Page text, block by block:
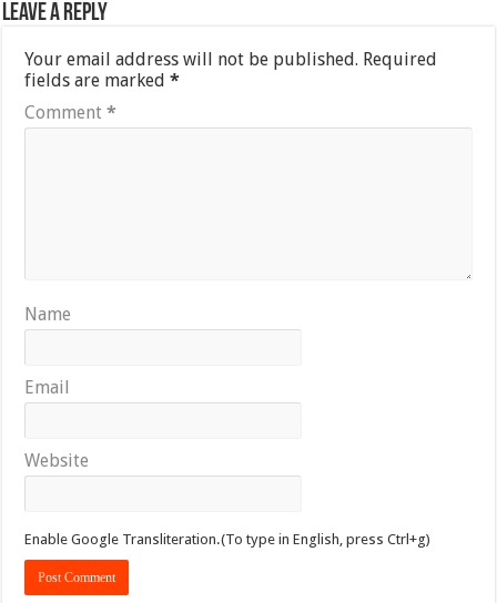
Leave a Reply
Your email address will not be published. Required
fields are marked*
Comment*
Name
Email
Website
Enable Google Transliteration.(To type in English, press Ctrl+g)